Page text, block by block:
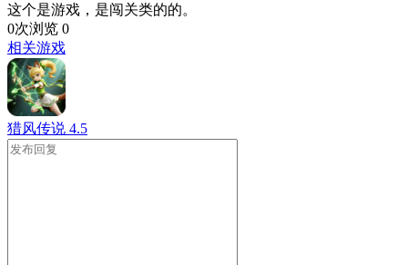
这个是游戏，是闯关类的的。
0次浏览 0
相关游戏
猎风传说 4.5